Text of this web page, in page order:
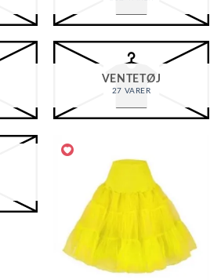
VENTETØJ
27 VARER